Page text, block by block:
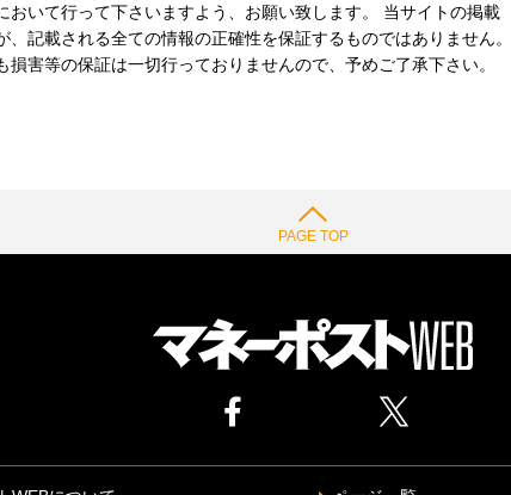
おいて行って下さいますよう、お願い致します。 当サイトの掲載
記載される全ての情報の正確性を保証するものではありません。
害等の保証は一切行っておりませんので、予めご了承下さい。
PAGE TOP